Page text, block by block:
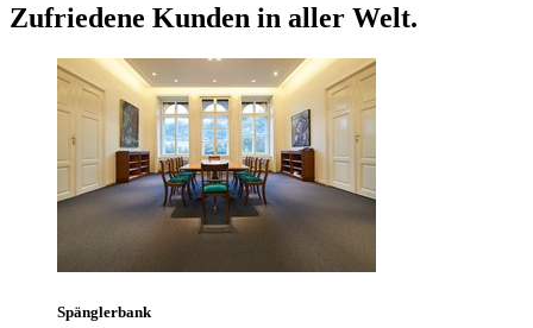
Zufriedene Kunden in aller Welt.
Spänglerbank